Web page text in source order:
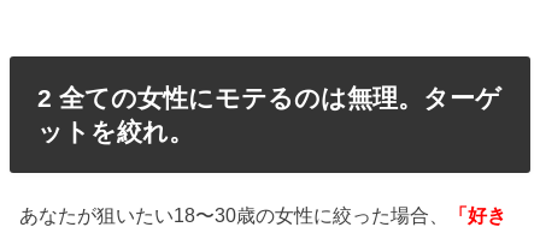
2 全ての女性にモテるのは無理。ターゲ
ットを絞れ。
あなたが狙いたい18〜30歳の女性に絞った場合、
「好き